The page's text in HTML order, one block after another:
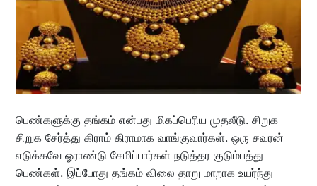
பெண்களுக்கு தங்கம் என்பது மிகப்பெரிய முதலீடு. சிறுக
சிறுக சேர்த்து கிராம் கிராமாக வாங்குவார்கள். ஒரு சவரன்
எடுக்கவே ஓராண்டு சேமிப்பார்கள் நடுத்தர குடும்பத்து
பெண்கள். இப்போது தங்கம் விலை தாறு மாறாக உயர்ந்து